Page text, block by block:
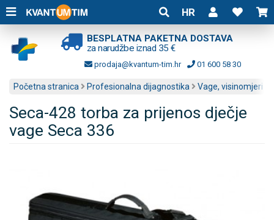
HR
BESPLATNA PAKETNA DOSTAVA
za narudžbe iznad 35 €
prodaja@kvantum-tim.hr 01 600 58 30
Početna stranica Profesionalna dijagnostika Vage, visinomjeri i
Seca-428 torba za prijenos dječje
vage Seca 336